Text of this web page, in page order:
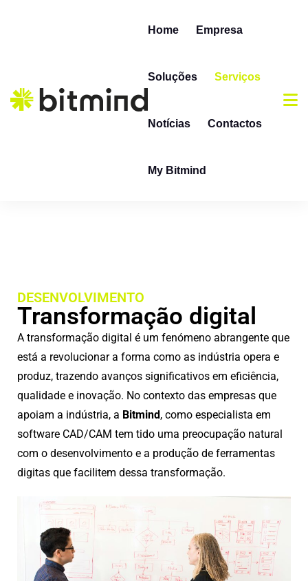
Home Empresa
Soluções Serviços
Notícias Contactos
My Bitmind
DESENVOLVIMENTO
Transformação digital
A transformação digital é um fenómeno abrangente que
está a revolucionar a forma como as indústria opera e
produz, trazendo avanços significativos em eficiência,
qualidade e inovação. No contexto das empresas que
apoiam a indústria, a Bitmind, como especialista em
software CAD/CAM tem tido uma preocupação natural
com o desenvolvimento e a produção de ferramentas
digitas que facilitem dessa transformação.